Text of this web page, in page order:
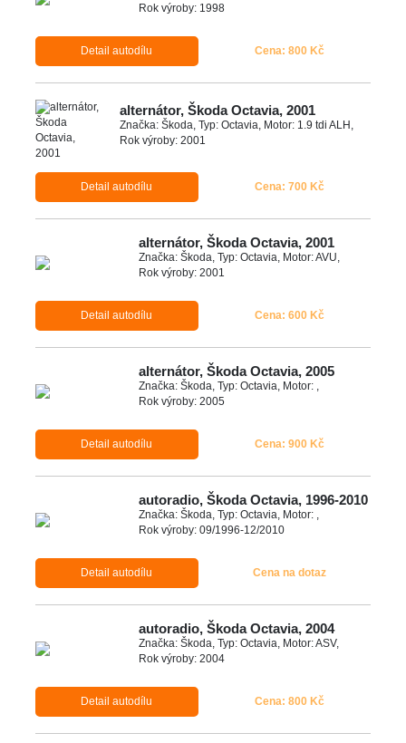
Rok výroby: 1998
Detail autodílu Cena: 800 Kč
alternátor, Škoda Octavia, 2001
Značka: Škoda, Typ: Octavia, Motor: 1.9 tdi ALH,
Rok výroby: 2001
Detail autodílu Cena: 700 Kč
alternátor, Škoda Octavia, 2001
Značka: Škoda, Typ: Octavia, Motor: AVU,
Rok výroby: 2001
Detail autodílu Cena: 600 Kč
alternátor, Škoda Octavia, 2005
Značka: Škoda, Typ: Octavia, Motor: ,
Rok výroby: 2005
Detail autodílu Cena: 900 Kč
autoradio, Škoda Octavia, 1996-2010
Značka: Škoda, Typ: Octavia, Motor: ,
Rok výroby: 09/1996-12/2010
Detail autodílu Cena na dotaz
autoradio, Škoda Octavia, 2004
Značka: Škoda, Typ: Octavia, Motor: ASV,
Rok výroby: 2004
Detail autodílu Cena: 800 Kč